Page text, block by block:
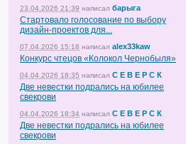
23.04.2026 21:39 написал барыга
Стартовало голосование по выбору
дизайн-проектов для...
07.04.2026 15:18 написал alex33kaw
Конкурс чтецов «Колокол Чернобыля»
04.04.2026 18:35 написал С Е В Е Р С К
Две невестки подрались на юбилее
свекрови
04.04.2026 18:34 написал С Е В Е Р С К
Две невестки подрались на юбилее
свекрови